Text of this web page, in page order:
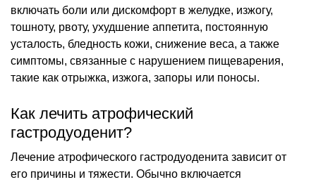
включать боли или дискомфорт в желудке, изжогу,
тошноту, рвоту, ухудшение аппетита, постоянную
усталость, бледность кожи, снижение веса, а также
симптомы, связанные с нарушением пищеварения,
такие как отрыжка, изжога, запоры или поносы.
Как лечить атрофический
гастродуоденит?
Лечение атрофического гастродуоденита зависит от
его причины и тяжести. Обычно включается